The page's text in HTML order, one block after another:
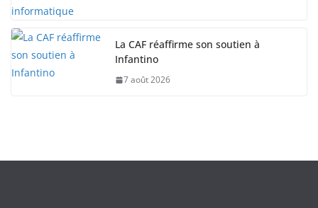
La CAF réaffirme son soutien à
Infantino
7 août 2026